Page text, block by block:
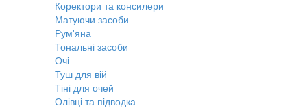
Коректори та консилери
Матуючи засоби
Рум'яна
Тональні засоби
Очі
Туш для вій
Тіні для очей
Олівці та підводка